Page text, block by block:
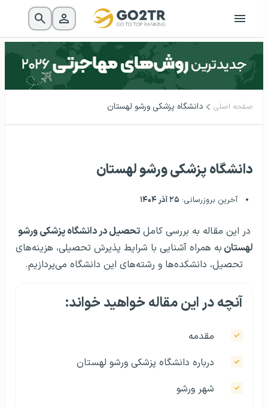
صفحه اصلی دانشگاه پزشکی ورشو لهستان
دانشگاه پزشکی ورشو لهستان
آخرین بروزرسانی: ۲۵ آذر ۱۴۰۴
در این مقاله به بررسی کاملتحصیل در دانشگاه پزشکی ورشو
لهستان به همراه آشنایی با شرایط پذیرش تحصیلی، هزینه‌های
تحصیل، دانشکده‌ها و رشته‌های این دانشگاه می‌پردازیم.
آنچه در این مقاله خواهید خواند:
مقدمه
درباره دانشگاه پزشکی ورشو لهستان
شهر ورشو